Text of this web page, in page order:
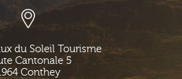
du Soleil Tourisme
Cantonale 5
Conthey